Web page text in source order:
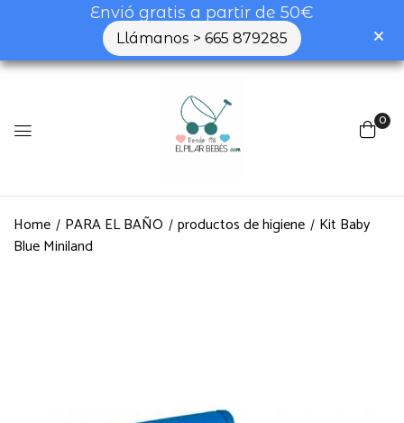
Envió gratis a partir de 50€
Llámanos > 665 879285
0
Home PARA EL BAÑO productos de higiene
Kit Baby
Blue Miniland